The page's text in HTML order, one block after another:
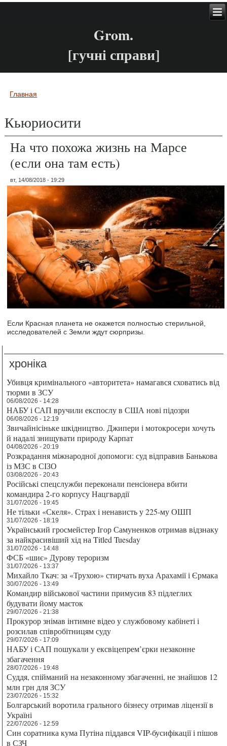
Grom.
[гучні справи]
Вы здесь
Главная
Кьюриосити
На что похожа жизнь на Марсе
(если она там есть)
вт, 14/08/2018 - 19:29
Если Красная планета не окажется полностью стерильной,
исследователей с Земли ждут сюрпризы.
хроніка
Убивця кримінального «авторитета» намагався сховатись від
тюрми в ЗСУ
06/08/2026 - 14:28
НАБУ і САП вручили експослу в США нові підозри
06/08/2026 - 12:19
Звичайнісіньке шкідництво. Джипери і мотокросери хочуть
й надалі знищувати природу Карпат
04/08/2026 - 20:19
Розкрадання міжнародної допомоги: суд відправив Банькова
із МЗС в СІЗО
03/08/2026 - 20:43
Російські спецслужби переконали пенсіонера вбити
командира 2-го корпусу Нацгвардії
31/07/2026 - 19:45
Не тільки «Скеля». Страх і ненависть у 225-му ОШП
31/07/2026 - 18:19
Український гросмейстер Ігор Самуненков отримав відзнаку
за найкрасивіший хід на Titled Tuesday
31/07/2026 - 14:48
ФСБ «шиє» Дурову тероризм
31/07/2026 - 13:37
Михайло Ткач: за «Трухою» стирчать вуха Арахамії і Єрмака
30/07/2026 - 13:49
Командир військової частини примусив 83 підлеглих
будувати йому маєток
29/07/2026 - 21:38
Прокурор знімав інтимне відео у службовому кабінеті і
розсилав співробітницям суду
29/07/2026 - 17:09
НАБУ і САП пошукали у ексвіцепрем’єрки незаконне
збагачення
28/07/2026 - 19:48
Суддя, спійманий на незаконному збагаченні, не знайшов 12
млн грн для ЗСУ
23/07/2026 - 15:32
Болгарський воротила грального бізнесу отримав ліцензії в
Україні
22/07/2026 - 12:59
Син соратника кума Путіна піддався VIP-бусифікації і пішов
в СЗЧ